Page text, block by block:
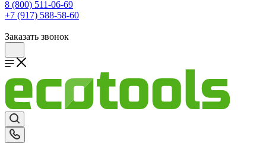
8 (800) 511-06-69
+7 (917) 588-58-60
Заказать звонок